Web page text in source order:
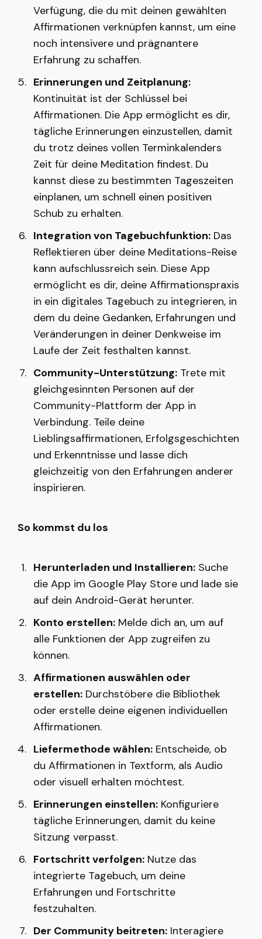
Verfügung, die du mit deinen gewählten
Affirmationen verknüpfen kannst, um eine
noch intensivere und prägnantere
Erfahrung zu schaffen.
Erinnerungen und Zeitplanung:
Kontinuität ist der Schlüssel bei
Affirmationen. Die App ermöglicht es dir,
tägliche Erinnerungen einzustellen, damit
du trotz deines vollen Terminkalenders
Zeit für deine Meditation findest. Du
kannst diese zu bestimmten Tageszeiten
einplanen, um schnell einen positiven
Schub zu erhalten.
Integration von Tagebuchfunktion: Das
Reflektieren über deine Meditations-Reise
kann aufschlussreich sein. Diese App
ermöglicht es dir, deine Affirmationspraxis
in ein digitales Tagebuch zu integrieren, in
dem du deine Gedanken, Erfahrungen und
Veränderungen in deiner Denkweise im
Laufe der Zeit festhalten kannst.
Community-Unterstützung: Trete mit
gleichgesinnten Personen auf der
Community-Plattform der App in
Verbindung. Teile deine
Lieblingsaffirmationen, Erfolgsgeschichten
und Erkenntnisse und lasse dich
gleichzeitig von den Erfahrungen anderer
inspirieren.
So kommst du los
Herunterladen und Installieren: Suche
die App im Google Play Store und lade sie
auf dein Android-Gerät herunter.
Konto erstellen: Melde dich an, um auf
alle Funktionen der App zugreifen zu
können.
Affirmationen auswählen oder
erstellen: Durchstöbere die Bibliothek
oder erstelle deine eigenen individuellen
Affirmationen.
Liefermethode wählen: Entscheide, ob
du Affirmationen in Textform, als Audio
oder visuell erhalten möchtest.
Erinnerungen einstellen: Konfiguriere
tägliche Erinnerungen, damit du keine
Sitzung verpasst.
Fortschritt verfolgen: Nutze das
integrierte Tagebuch, um deine
Erfahrungen und Fortschritte
festzuhalten.
Der Community beitreten: Interagiere